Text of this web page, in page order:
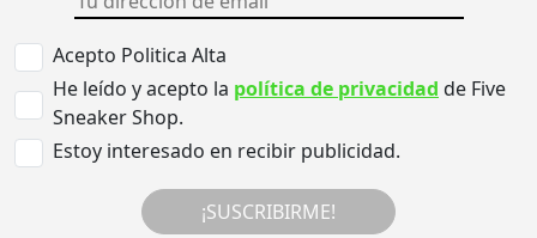
Acepto Politica Alta
He leído y acepto la política de privacidad de Five
Sneaker Shop.
Estoy interesado en recibir publicidad.
¡SUSCRIBIRME!